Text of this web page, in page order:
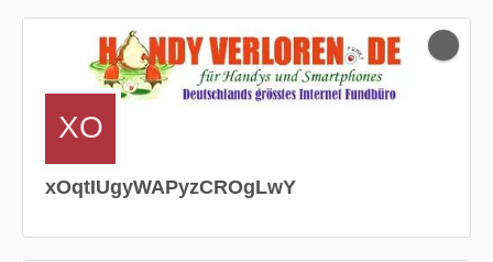
xOqtIUgyWAPyzCROgLwY